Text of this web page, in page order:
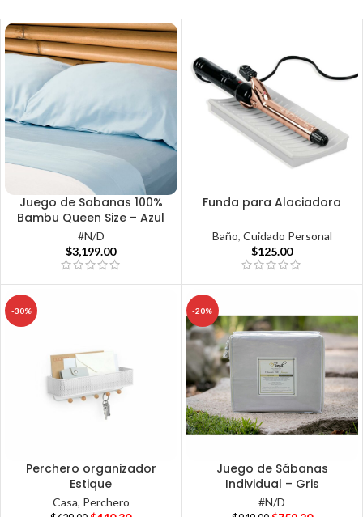
Juego de Sabanas 100%
Bambu Queen Size – Azul
#N/D
$3,199.00
Funda para Alaciadora
Baño, Cuidado Personal
$125.00
-30%
Perchero organizador
Estique
Casa, Perchero
-20%
Juego de Sábanas
Individual – Gris
#N/D